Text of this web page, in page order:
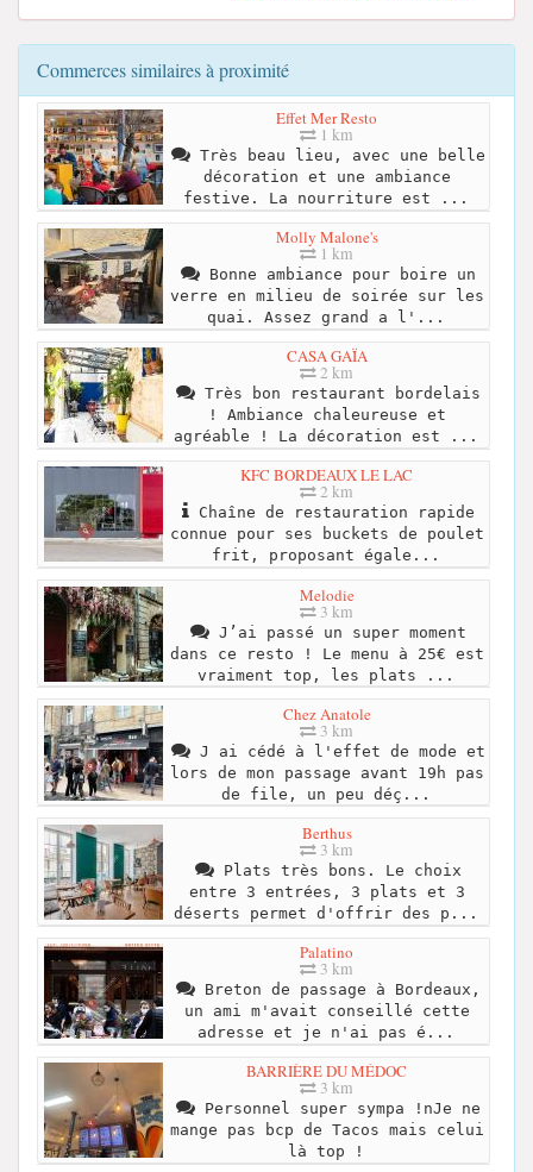
Commerces similaires à proximité
Effet Mer Resto
1 km
Très beau lieu, avec une belle
décoration et une ambiance
festive. La nourriture est ...
Molly Malone's
1 km
Bonne ambiance pour boire un
verre en milieu de soirée sur les
quai. Assez grand a l'...
CASA GAÏA
2 km
Très bon restaurant bordelais
! Ambiance chaleureuse et
agréable ! La décoration est ...
KFC BORDEAUX LE LAC
2 km
Chaîne de restauration rapide
connue pour ses buckets de poulet
frit, proposant égale...
Melodie
3 km
J’ai passé un super moment
dans ce resto ! Le menu à 25€ est
vraiment top, les plats ...
Chez Anatole
3 km
J ai cédé à l'effet de mode et
lors de mon passage avant 19h pas
de file, un peu déç...
Berthus
3 km
Plats très bons. Le choix
entre 3 entrées, 3 plats et 3
déserts permet d'offrir des p...
Palatino
3 km
Breton de passage à Bordeaux,
un ami m'avait conseillé cette
adresse et je n'ai pas é...
BARRIÈRE DU MÉDOC
3 km
Personnel super sympa !nJe ne
mange pas bcp de Tacos mais celui
là top !